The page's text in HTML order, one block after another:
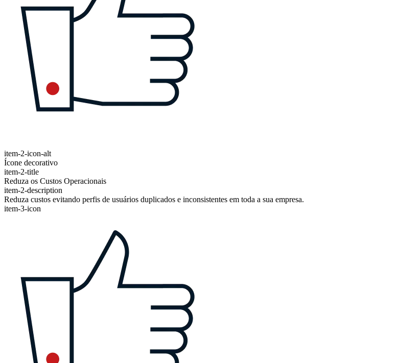
item-2-icon-alt
Ícone decorativo
item-2-title
Reduza os Custos Operacionais
item-2-description
Reduza custos evitando perfis de usuários duplicados e inconsistentes em toda a sua empresa.
item-3-icon